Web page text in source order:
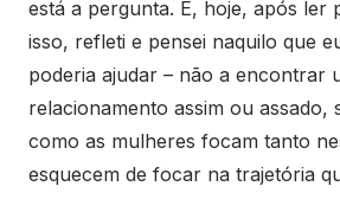
está a pergunta. E, hoje, após ler
isso, refleti e pensei naquilo que
poderia ajudar – não a encontrar
relacionamento assim ou assado,
como as mulheres focam tanto
esquecem de focar na trajetória